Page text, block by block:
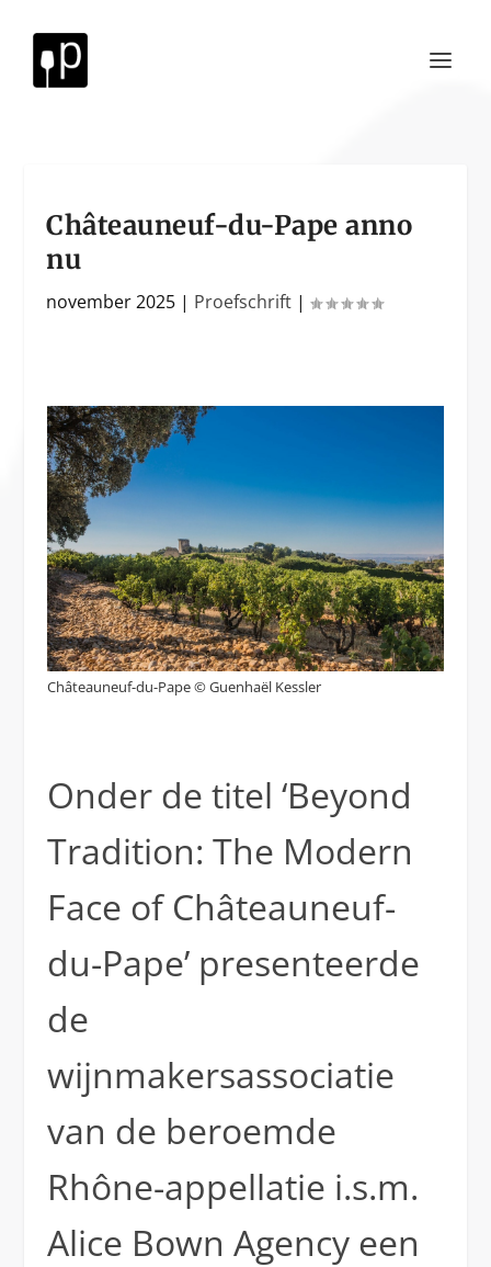
Châteauneuf-du-Pape anno
nu
november 2025 | Proefschrift |
Châteauneuf-du-Pape © Guenhaël Kessler
Onder de titel ‘Beyond
Tradition: The Modern
Face of Châteauneuf-
du-Pape’ presenteerde
de
wijnmakersassociatie
van de beroemde
Rhône-appellatie i.s.m.
Alice Bown Agency een